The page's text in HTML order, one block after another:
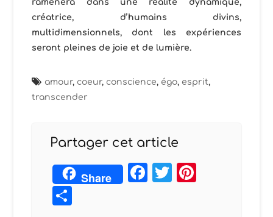
ramènera dans une réalité dynamique,
créatrice, d’humains divins,
multidimensionnels, dont les expériences
seront pleines de joie et de lumière.
amour, coeur, conscience, égo, esprit,
transcender
Partager cet article
Share Facebook
Twitter